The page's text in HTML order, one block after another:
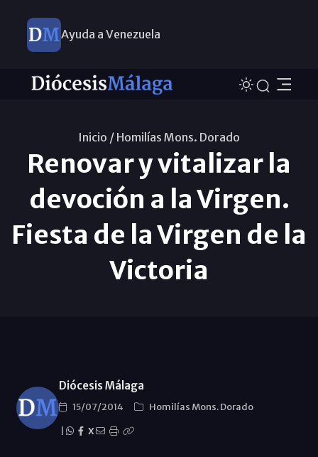
Ayuda a Venezuela
Inicio / Homilías Mons. Dorado
Renovar y vitalizar la
devoción a la Virgen.
Fiesta de la Virgen de la
Victoria
Diócesis Málaga
15/07/2014
Homilías Mons. Dorado
X